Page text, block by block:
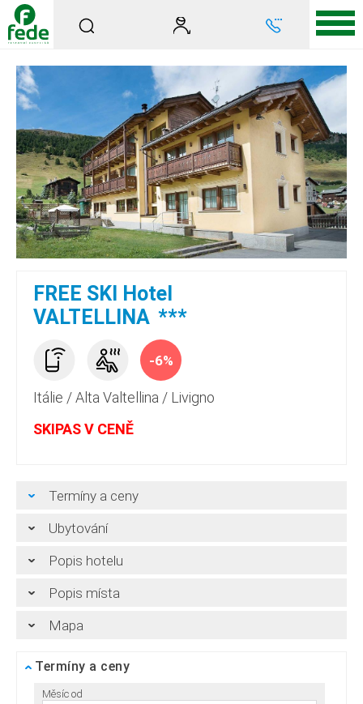
FREE SKI Hotel
VALTELLINA ***
-6%
Itálie /Alta Valtellina / Livigno
SKIPAS V CENĚ
Termíny a ceny
Ubytování
Popis hotelu
Popis místa
Mapa
Termíny a ceny
Měsíc od